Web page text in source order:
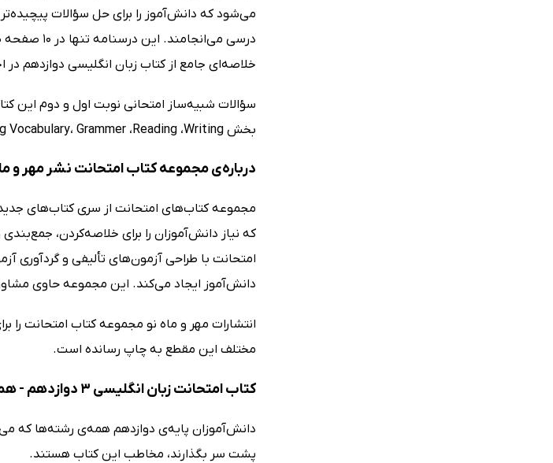
می‌شود که دانش‌آموز را برای حل سؤالات
درسی
خلاصه‌ای جامع از کتاب زبان انگلیسی دوازدهم در
سؤالات شبیه‌ساز امتحانی نوبت اول و دوم این
بخش Listening Vocabulary، Grammer ،Reading ،Writing می‌شود. این کتاب از تألیف‌های خوب و کارآمد انتشارات مهر و ماه نو است.
درباره‌ی مجموعه کتاب امتحانت نشر مهر و
مجموعه کتاب‌های امتحانت از سری کتاب‌های
که نیاز دانش‌آموزان را برای خلاصه‌کردن،
امتحانت با طراحی آزمون‌های تألیفی و گردآوری
دانش‌آموز ایجاد می‌کند. این مجموعه حاوی مشاوره‌ی امتحانی، درسنامه، 12
انتشارات مهر و ماه نو مجموعه کتاب امتحانت
مختلف این مقطع به چاپ رسانده است.
کتاب امتحانت زبان انگلیسی 3 دوازدهم - همه رشته‌ها برای چه کسانی مناسب است؟
دانش‌آموزان پایه‌ی دوازدهم همه‌ی رشته‌ها که
پشت سر بگذارند، مخاطب این کتاب هستند.